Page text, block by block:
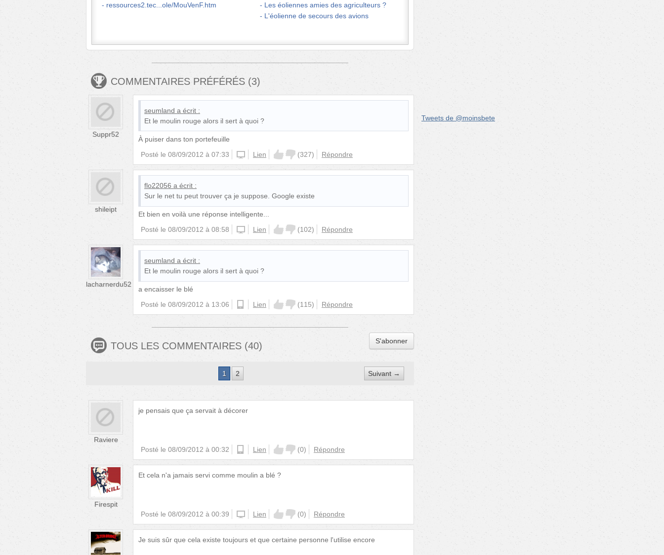
ressources2.tec...ole/MouVenF.htm
Les éoliennes amies des agriculteurs ?
L'éolienne de secours des avions
COMMENTAIRES PRÉFÉRÉS (3)
Suppr52
seumland a écrit :
Et le moulin rouge alors il sert à quoi ?
À puiser dans ton portefeuille
Posté le 08/09/2012 à 07:33 iphoneLien (327) Répondre
shileipt
flo22056 a écrit :
Sur le net tu peut trouver ça je suppose. Google existe
Et bien en voilà une réponse intelligente...
Posté le 08/09/2012 à 08:58 iphoneLien (102) Répondre
lacharnerdu52
seumland a écrit :
Et le moulin rouge alors il sert à quoi ?
a encaisser le blé
Posté le 08/09/2012 à 13:06 androidLien (115) Répondre
TOUS LES COMMENTAIRES (40) S'abonner
1 2 Suivant →
Raviere
je pensais que ça servait à décorer
Posté le 08/09/2012 à 00:32 androidLien (0) Répondre
Firespit
Et cela n'a jamais servi comme moulin a blé ?
Posté le 08/09/2012 à 00:39 iphoneLien (0) Répondre
Je suis sûr que cela existe toujours et que certaine personne l'utilise encore
Tweets de @moinsbete